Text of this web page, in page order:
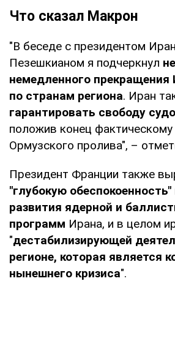
Что сказал Макрон
"В беседе с президентом
Пезешкианом я подчеркнул
немедленного прекращения
по странам региона. Иран
гарантировать свободу
положив конец
Ормузского пролива", –
Президент Франции также
"глубокую
развития ядерной и
программ Ирана, и в целом
"дестабилизирующей
регионе, которая является
нынешнего кризиса".